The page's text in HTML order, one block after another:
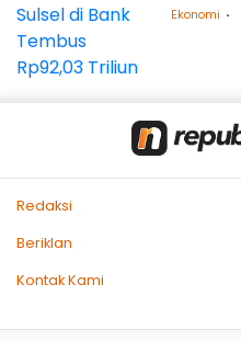
Ekonomi
Redaksi
Beriklan
Kontak Kami